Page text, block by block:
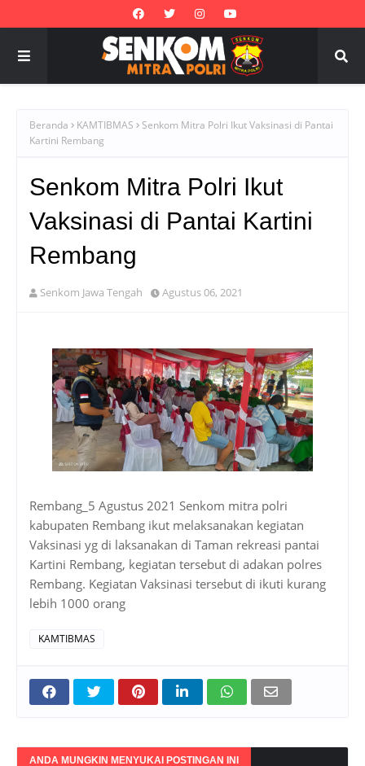
Beranda KAMTIBMAS
Senkom Mitra Polri Ikut Vaksinasi di Pantai
Kartini Rembang
Senkom Mitra Polri Ikut
Vaksinasi di Pantai Kartini
Rembang
Senkom Jawa Tengah Agustus 06, 2021
Rembang_5 Agustus 2021 Senkom mitra polri
kabupaten Rembang ikut melaksanakan kegiatan
Vaksinasi yg di laksanakan di Taman rekreasi pantai
Kartini Rembang, kegiatan tersebut di adakan polres
Rembang. Kegiatan Vaksinasi tersebut di ikuti kurang
lebih 1000 orang
KAMTIBMAS
ANDA MUNGKIN MENYUKAI POSTINGAN INI